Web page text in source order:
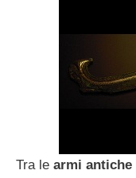
Tra le armi antiche